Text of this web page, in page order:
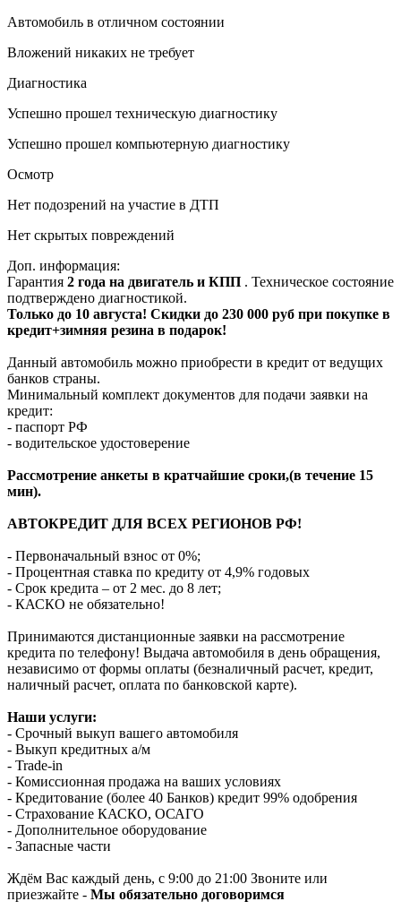
Автомобиль в отличном состоянии
Вложений никаких не требует
Диагностика
Успешно прошел техническую диагностику
Успешно прошел компьютерную диагностику
Осмотр
Нет подозрений на участие в ДТП
Нет скрытых повреждений
Доп. информация:
Гарантия 2 года на двигатель и КПП . Техническое состояние
подтверждено диагностикой.
Только до 10 августа! Скидки до 230 000 руб при покупке в
кредит+зимняя резина в подарок!
Данный автомобиль можно приобрести в кредит от ведущих
банков страны.
Минимальный комплект документов для подачи заявки на
кредит:
- паспорт РФ
- водительское удостоверение
Рассмотрение анкеты в кратчайшие сроки,(в течение 15
мин).
АВТОКРЕДИТ ДЛЯ ВСЕХ РЕГИОНОВ РФ!
- Первоначальный взнос от 0%;
- Процентная ставка по кредиту от 4,9% годовых
- Срок кредита – от 2 мес. до 8 лет;
- КАСКО не обязательно!
Принимаются дистанционные заявки на рассмотрение
кредита по телефону! Выдача автомобиля в день обращения,
независимо от формы оплаты (безналичный расчет, кредит,
наличный расчет, оплата по банковской карте).
Наши услуги:
- Срочный выкуп вашего автомобиля
- Выкуп кредитных а/м
- Trade-in
- Комиссионная продажа на ваших условиях
- Кредитование (более 40 Банков) кредит 99% одобрения
- Страхование КАСКО, ОСАГО
- Дополнительное оборудование
- Запасные части
Ждём Вас каждый день, с 9:00 до 21:00 Звоните или
приезжайте - Мы обязательно договоримся